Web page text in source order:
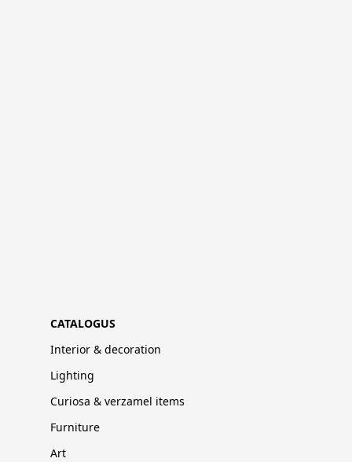
CATALOGUS
Interior & decoration
Lighting
Curiosa & verzamel items
Furniture
Art